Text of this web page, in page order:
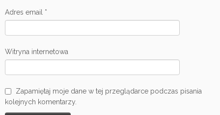
Adres email *
Witryna internetowa
Zapamiętaj moje dane w tej przeglądarce podczas pisania
kolejnych komentarzy.